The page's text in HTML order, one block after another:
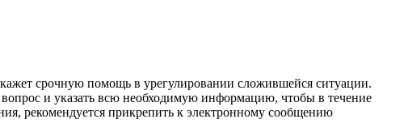
срочную помощь в урегулировании сложившейся ситуации.
и указать всю необходимую информацию, чтобы в течение
рекомендуется прикрепить к электронному сообщению